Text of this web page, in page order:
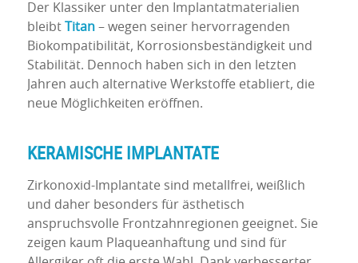
Der Klassiker unter den Implantatmaterialien
bleibt Titan– wegen seiner hervorragenden
Biokompatibilität, Korrosionsbeständigkeit und
Stabilität. Dennoch haben sich in den letzten
Jahren auch alternative Werkstoffe etabliert, die
neue Möglichkeiten eröffnen.
KERAMISCHE IMPLANTATE
Zirkonoxid-Implantate sind metallfrei, weißlich
und daher besonders für ästhetisch
anspruchsvolle Frontzahnregionen geeignet. Sie
zeigen kaum Plaqueanhaftung und sind für